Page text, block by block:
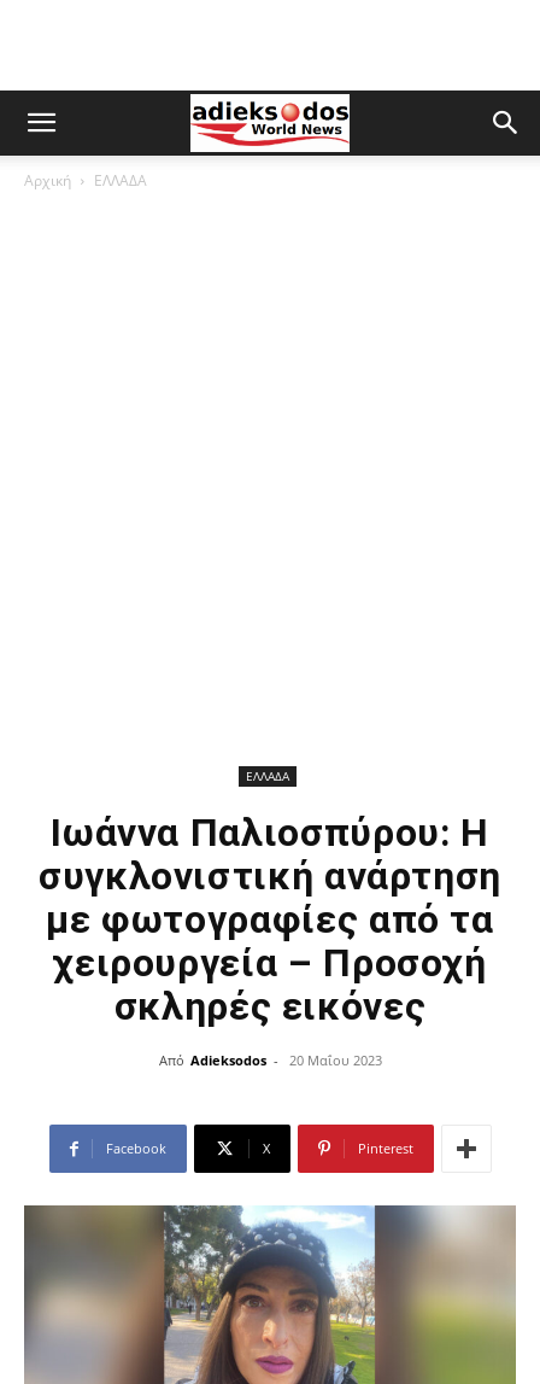
Αρχική ΕΛΛΑΔΑ
ΕΛΛΑΔΑ
Ιωάννα Παλιοσπύρου: Η
συγκλονιστική ανάρτηση
με φωτογραφίες από τα
χειρουργεία – Προσοχή
σκληρές εικόνες
Από Adieksodos - 20 Μαΐου 2023
Facebook X Pinterest